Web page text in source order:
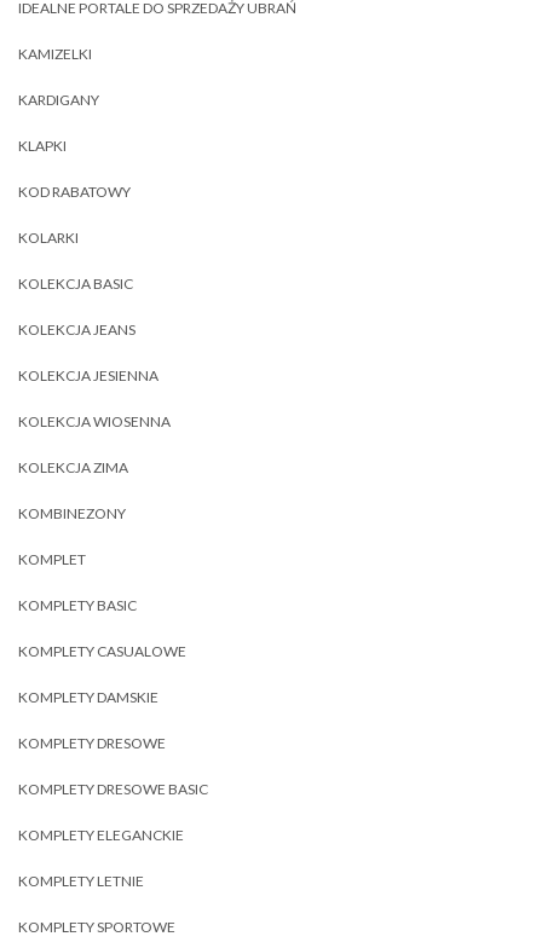
IDEALNE PORTALE DO SPRZEDAŻY UBRAŃ
KAMIZELKI
KARDIGANY
KLAPKI
KOD RABATOWY
KOLARKI
KOLEKCJA BASIC
KOLEKCJA JEANS
KOLEKCJA JESIENNA
KOLEKCJA WIOSENNA
KOLEKCJA ZIMA
KOMBINEZONY
KOMPLET
KOMPLETY BASIC
KOMPLETY CASUALOWE
KOMPLETY DAMSKIE
KOMPLETY DRESOWE
KOMPLETY DRESOWE BASIC
KOMPLETY ELEGANCKIE
KOMPLETY LETNIE
KOMPLETY SPORTOWE